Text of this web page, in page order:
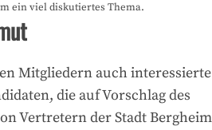
ein viel diskutiertes Thema.
Mitgliedern auch interessierte
die auf Vorschlag des
Vertretern der Stadt Bergheim